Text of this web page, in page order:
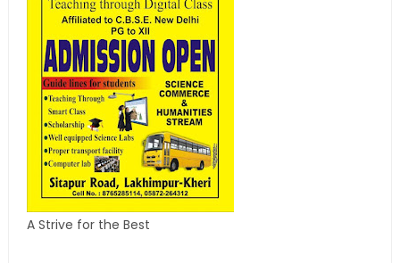
A Strive for the Best